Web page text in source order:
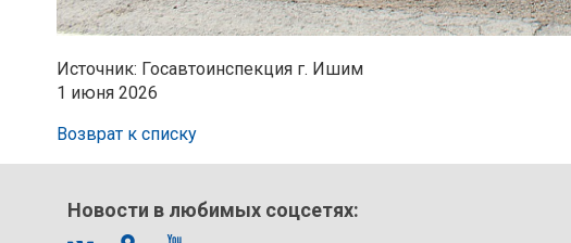
Источник: Госавтоинспекция г. Ишим
1 июня 2026
Возврат к списку
Новости в любимых соцсетях: